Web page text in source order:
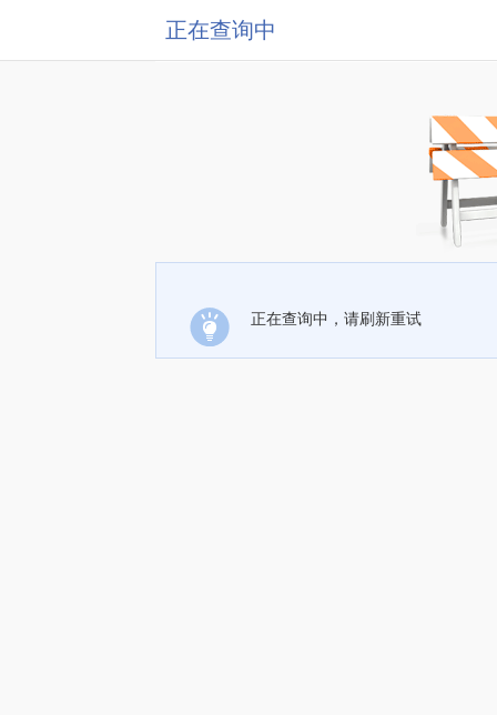
正在查询中
正在查询中，请刷新重试